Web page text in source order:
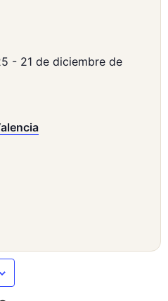
- 21 de diciembre de